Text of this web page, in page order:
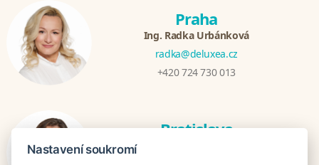
Praha
Ing. Radka Urbánková
radka@deluxea.cz
+420 724 730 013
Bratislava
Nastavení soukromí